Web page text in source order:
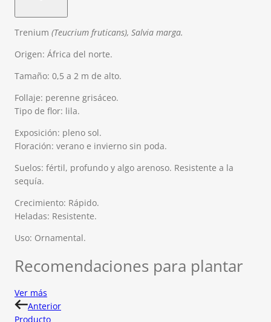
Trenium (Teucrium fruticans), Salvia marga.
Origen: África del norte.
Tamaño: 0,5 a 2 m de alto.
Follaje: perenne grisáceo.
Tipo de flor: lila.
Exposición: pleno sol.
Floración: verano e invierno sin poda.
Suelos: fértil, profundo y algo arenoso. Resistente a la
sequía.
Crecimiento: Rápido.
Heladas: Resistente.
Uso: Ornamental.
Recomendaciones para plantar
Ver más
Anterior
Producto